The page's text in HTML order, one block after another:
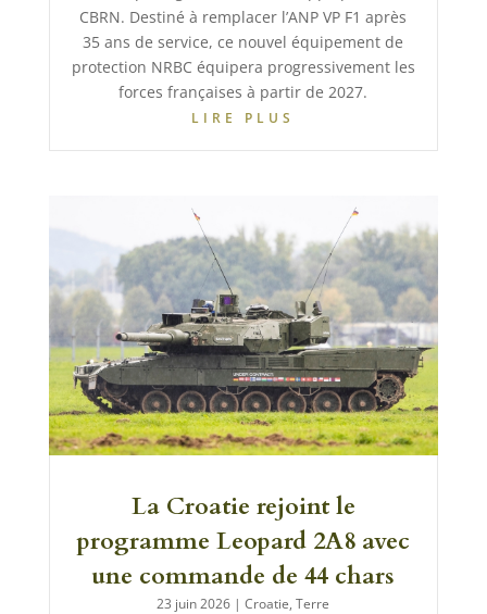
CBRN. Destiné à remplacer l’ANP VP F1 après
35 ans de service, ce nouvel équipement de
protection NRBC équipera progressivement les
forces françaises à partir de 2027.
LIRE PLUS
La Croatie rejoint le
programme Leopard 2A8 avec
une commande de 44 chars
23 juin 2026 |Croatie,Terre